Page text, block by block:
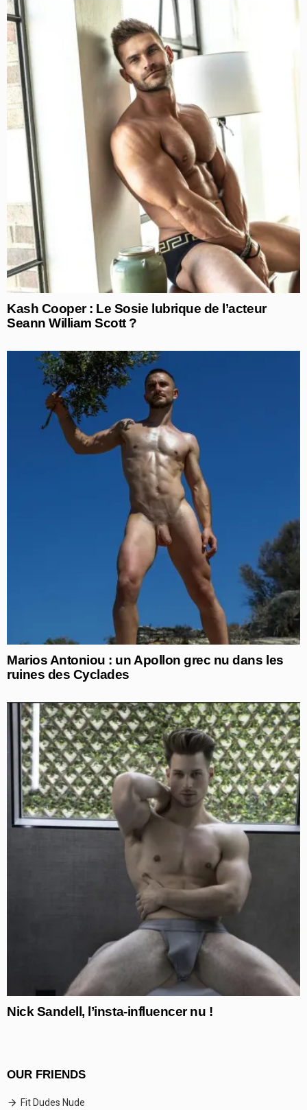
Kash Cooper : Le Sosie lubrique de l’acteur
Seann William Scott ?
Marios Antoniou : un Apollon grec nu dans les
ruines des Cyclades
Nick Sandell, l’insta-influencer nu !
OUR FRIENDS
Fit Dudes Nude